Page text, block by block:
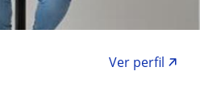
Ver perfil